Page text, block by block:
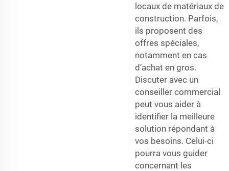
locaux de matériaux de
construction. Parfois,
ils proposent des
offres spéciales,
notamment en cas
d’achat en gros.
Discuter avec un
conseiller commercial
peut vous aider à
identifier la meilleure
solution répondant à
vos besoins. Celui-ci
pourra vous guider
concernant les